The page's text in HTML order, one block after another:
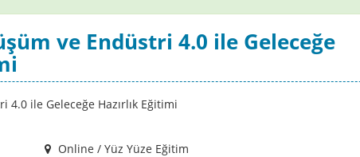
ve Endüstri 4.0 ile Geleceğe
Online / Yüz Yüze Eğitim